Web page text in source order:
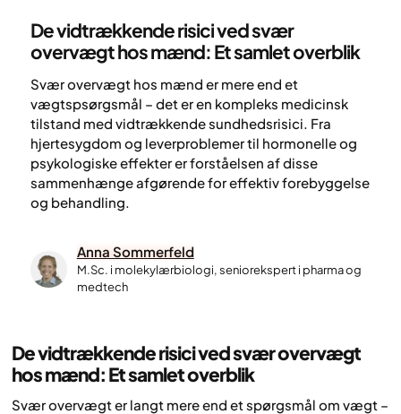
De vidtrækkende risici ved svær
overvægt hos mænd: Et samlet overblik
Svær overvægt hos mænd er mere end et
vægtspsørgsmål – det er en kompleks medicinsk
tilstand med vidtrækkende sundhedsrisici. Fra
hjertesygdom og leverproblemer til hormonelle og
psykologiske effekter er forståelsen af disse
sammenhænge afgørende for effektiv forebyggelse
og behandling.
Anna Sommerfeld
M.Sc. i molekylærbiologi, seniorekspert i pharma og
medtech
De vidtrækkende risici ved svær overvægt
hos mænd: Et samlet overblik
Svær overvægt er langt mere end et spørgsmål om vægt –